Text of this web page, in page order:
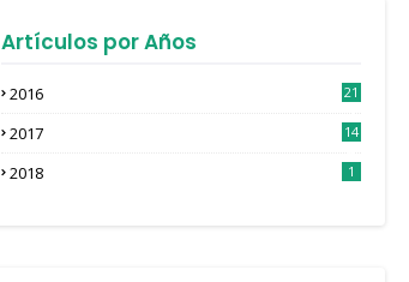
Artículos por Años
2016
21
2017
14
2018 1